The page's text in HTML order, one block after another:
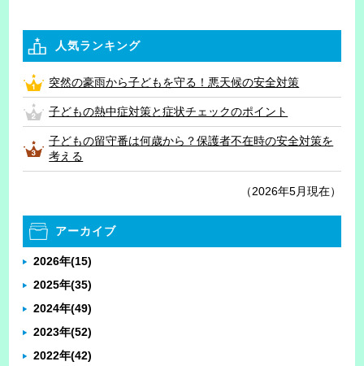
人気ランキング
突然の豪雨から子どもを守る！悪天候の安全対策
子どもの熱中症対策と症状チェックのポイント
子どもの留守番は何歳から？保護者不在時の安全対策を
考える
（2026年5月現在）
アーカイブ
2026年(15)
2025年(35)
2024年(49)
2023年(52)
2022年(42)